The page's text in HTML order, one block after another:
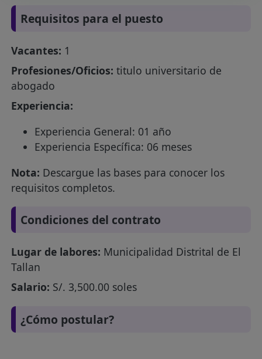
Requisitos para el puesto
Vacantes: 1
Profesiones/Oficios: titulo universitario de
abogado
Experiencia:
Experiencia General: 01 año
Experiencia Específica: 06 meses
Nota: Descargue las bases para conocer los
requisitos completos.
Condiciones del contrato
Lugar de labores: Municipalidad Distrital de El
Tallan
Salario: S/. 3,500.00 soles
¿Cómo postular?